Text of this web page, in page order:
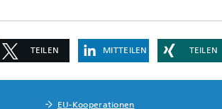
TEILEN MITTEILEN TEILEN
EU-Kooperationen